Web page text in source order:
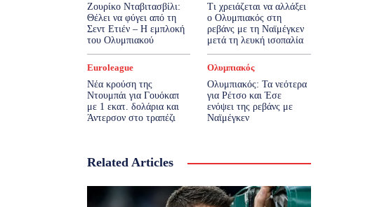
Ζουρίκο Νταβιτασβίλι:
Θέλει να φύγει από τη
Σεντ Ετιέν – Η εμπλοκή
του Ολυμπιακού
Τι χρειάζεται να αλλάξει
ο Ολυμπιακός στη
ρεβάνς με τη Ναϊμέγκεν
μετά τη λευκή ισοπαλία
Euroleague
Νέα κρούση της
Ντουμπάι για Γουόκαπ
με 1 εκατ. δολάρια και
Άντερσον στο τραπέζι
Ολυμπιακός
Ολυμπιακός: Τα νεότερα
για Ρέτσο και Έσε
ενόψει της ρεβάνς με
Ναϊμέγκεν
Related Articles